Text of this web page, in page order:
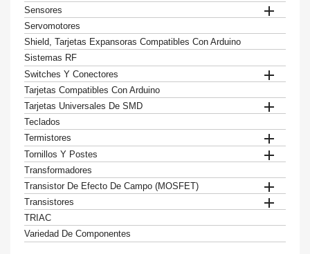
Sensores

Servomotores
Shield, Tarjetas Expansoras Compatibles Con Arduino
Sistemas RF
Switches Y Conectores

Tarjetas Compatibles Con Arduino
Tarjetas Universales De SMD

Teclados
Termistores

Tornillos Y Postes 
Transformadores
Transistor De Efecto De Campo (MOSFET)

Transistores 
TRIAC
Variedad De Componentes